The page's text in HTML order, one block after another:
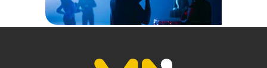
(1) Offre valable jusqu'au 31 Décembre 2030 à partir de 49 euros
d'achat, sur la base d'une expédition Chronopost 24H vers un point
relais situé en France continentale uniquement, valable uniquement
(3) Nombre de points Fidélité estimés, hors remises au panier, basé